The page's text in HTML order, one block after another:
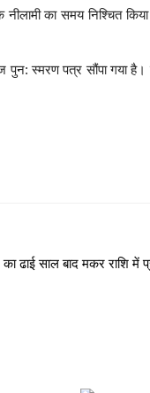
का समय निश्चित
पुन: स्मरण पत्र सौंपा गया
का ढाई साल बाद मकर राशि में